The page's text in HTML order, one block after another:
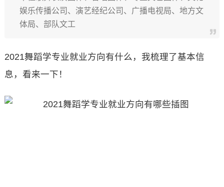
娱乐传播公司、演艺经纪公司、广播电视局、地方文
体局、部队文工
2021舞蹈学专业就业方向有什么，我梳理了基本信
息，看来一下！